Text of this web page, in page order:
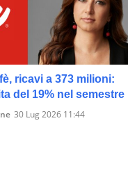
ricavi a 373 milioni:
del 19% nel semestre
30 Lug 2026 11:44